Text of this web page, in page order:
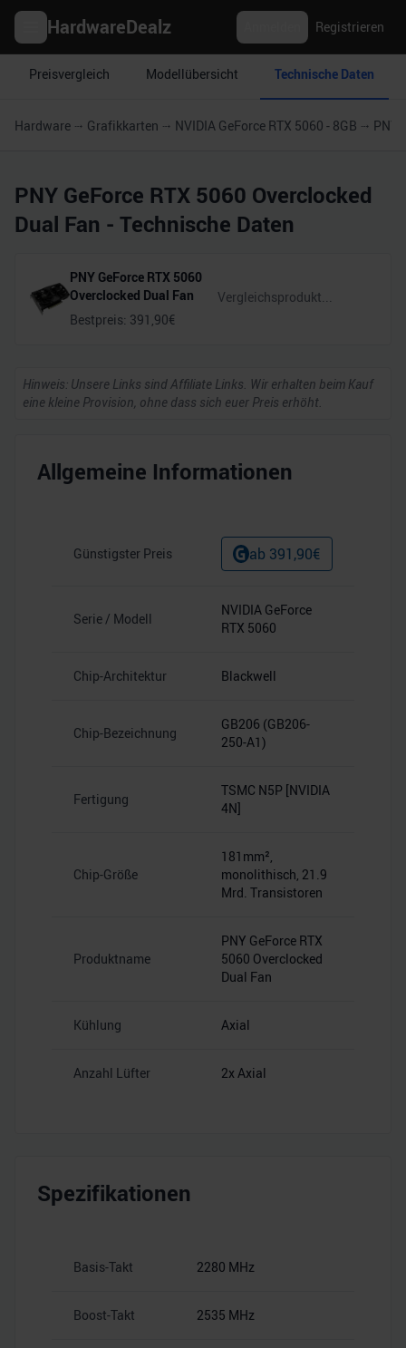
HardwareDealz Registrieren
Preisvergleich Modellübersicht Technische Daten
Hardware Grafikkarten NVIDIA GeForce RTX 5060 - 8GB PNY
PNY GeForce RTX 5060 Overclocked
Dual Fan - Technische Daten
PNY GeForce RTX 5060
Overclocked Dual Fan
Bestpreis: 391,90€
Hinweis: Unsere Links sind Affiliate Links. Wir erhalten beim Kauf
eine kleine Provision, ohne dass sich euer Preis erhöht.
Allgemeine Informationen
Günstigster Preis ab 391,90€
Serie / Modell
NVIDIA GeForce
RTX 5060
Chip-Architektur Blackwell
Chip-Bezeichnung
GB206 (GB206-
250-A1)
Fertigung
TSMC N5P [NVIDIA
4N]
Chip-Größe
181mm²,
monolithisch, 21.9
Mrd. Transistoren
Produktname
PNY GeForce RTX
5060 Overclocked
Dual Fan
Kühlung Axial
Anzahl Lüfter 2x Axial
Spezifikationen
Basis-Takt 2280 MHz
Boost-Takt 2535 MHz